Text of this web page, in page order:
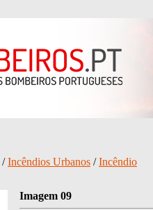
/Incêndios Urbanos /Incêndio
Imagem 09